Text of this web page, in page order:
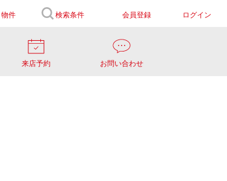
物件 検索条件 会員登録 ログイン
来店予約 お問い合わせ